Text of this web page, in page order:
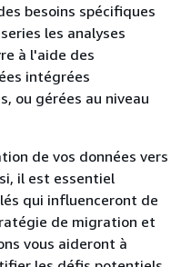
besoins spécifiques
les analyses
à l'aide des
intégrées
ou gérées au niveau
de vos données vers
il est essentiel
qui influenceront de
de migration et
vous aideront à